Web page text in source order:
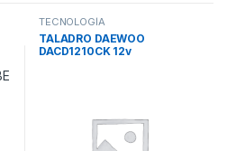
TECNOLOGÍA
TALADRO DAEWOO
DACD1210CK 12v